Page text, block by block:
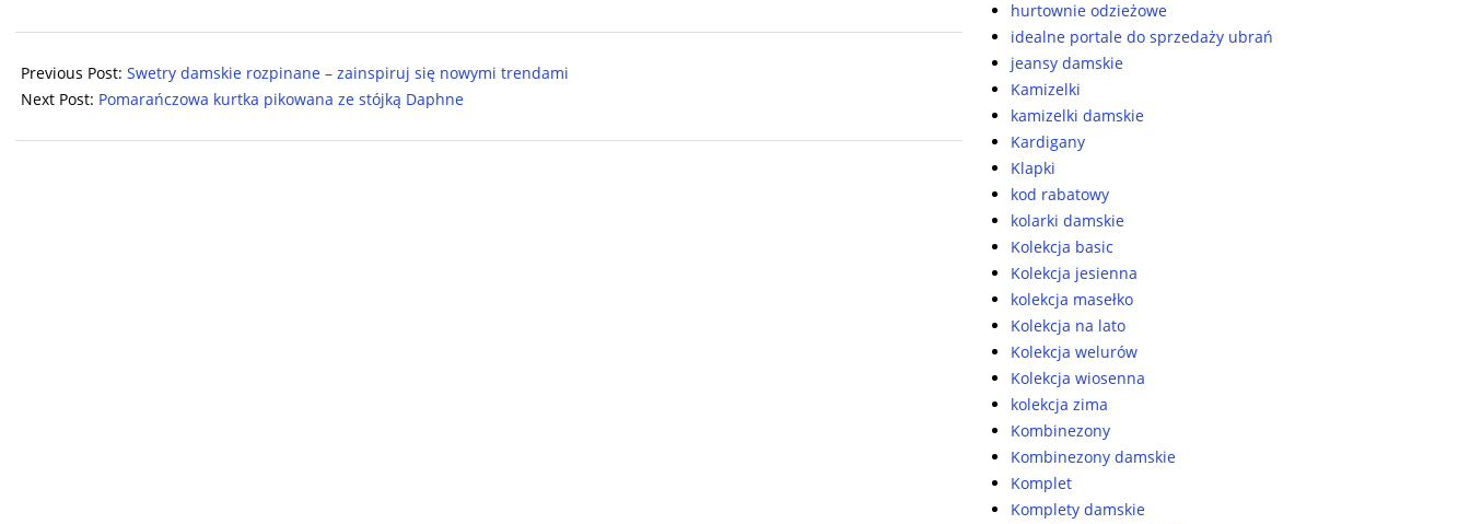
07-
30
Previous Post: Swetry damskie rozpinane – zainspiruj się nowymi trendami
Next Post: Pomarańczowa kurtka pikowana ze stójką Daphne
hurtownie odzieżowe
idealne portale do sprzedaży ubrań
jeansy damskie
Kamizelki
kamizelki damskie
Kardigany
Klapki
kod rabatowy
kolarki damskie
Kolekcja basic
Kolekcja jesienna
kolekcja masełko
Kolekcja na lato
Kolekcja welurów
Kolekcja wiosenna
kolekcja zima
Kombinezony
Kombinezony damskie
Komplet
Komplety damskie